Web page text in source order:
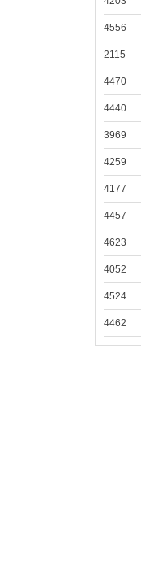
4556
2115
4470
4440
3969
4259
4177
4457
4623
4052
4524
4462